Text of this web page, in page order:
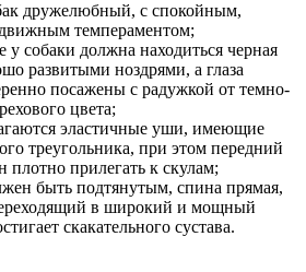
дружелюбный, с спокойным,
темпераментом;
собаки должна находиться черная
развитыми ноздрями, а глаза
посажены с радужкой от темно-
цвета;
эластичные уши, имеющие
треугольника, при этом передний
прилегать к скулам;
быть подтянутым, спина прямая,
в широкий и мощный
скакательного сустава.